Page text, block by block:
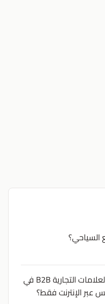
السياحي؟
لماذا تُحسم سمعة العلامات التجارية B2B في
عبر الإنترنت فقط؟